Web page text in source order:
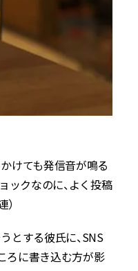
けても発信音が鳴る
ックなのに、よく投稿
とする彼氏に、SNS
ろに書き込む方が影